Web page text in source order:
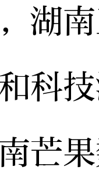
湖
科
芒